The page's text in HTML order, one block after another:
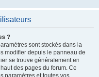
?
sont stockés dans la
modifier depuis le panneau de
se trouve généralement en
des pages du forum. Ce
paramètres et toutes vos